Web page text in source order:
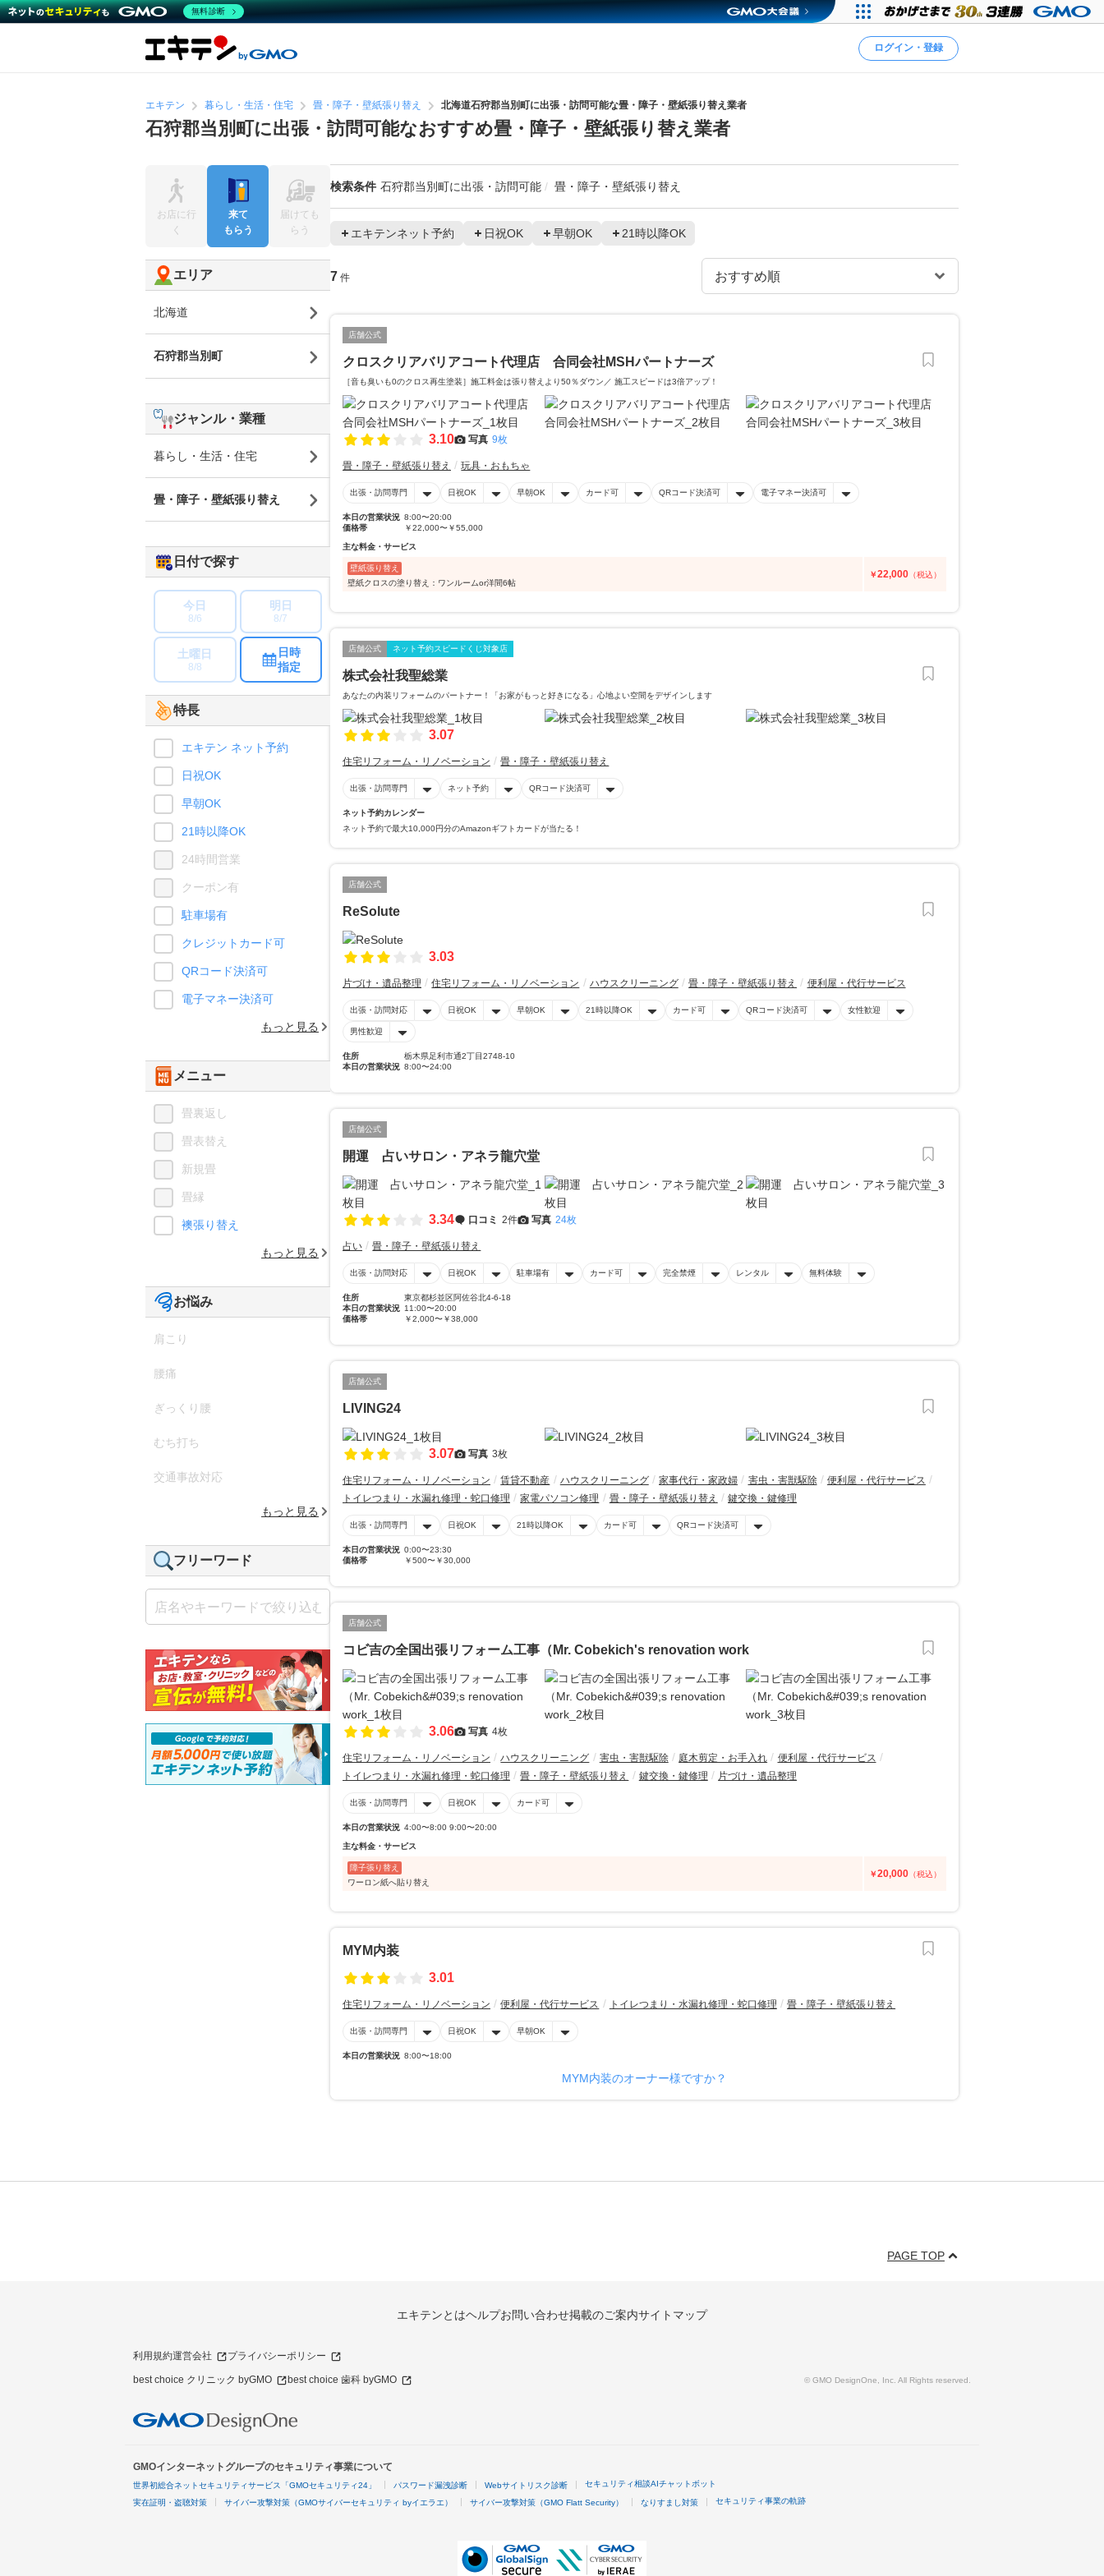
ログイン・登録
エキテン 暮らし・生活・住宅 畳・障子・壁紙張り替え 北海道石狩郡当別町に出張・訪問可能な畳・障子・壁紙張り替え業者
石狩郡当別町に出張・訪問可能なおすすめ畳・障子・壁紙張り替え業者
検索条件 石狩郡当別町に出張・訪問可能 畳・障子・壁紙張り替え
エキテンネット予約 日祝OK 早朝OK 21時以降OK
7 件
店舗公式
クロスクリアバリアコート代理店 合同会社MSHパートナーズ
［音も臭いも0のクロス再生塗装］施工料金は張り替えより50％ダウン／ 施工スピードは3倍アップ！
3.10 写真 9枚
畳・障子・壁紙張り替え 玩具・おもちゃ
出張・訪問専門 日祝OK 早朝OK カード可 QRコード決済可 電子マネー決済可
本日の営業状況 8:00〜20:00
価格帯
￥22,000〜￥55,000
主な料金・サービス
壁紙張り替え
壁紙クロスの塗り替え：ワンルームor洋間6帖
￥22,000 （税込）
店舗公式 ネット予約スピードくじ対象店
株式会社我聖総業
あなたの内装リフォームのパートナー！「お家がもっと好きになる」心地よい空間をデザインします
3.07
住宅リフォーム・リノベーション 畳・障子・壁紙張り替え
出張・訪問専門 ネット予約 QRコード決済可
ネット予約カレンダー
ネット予約で最大10,000円分のAmazonギフトカードが当たる！
店舗公式
ReSolute
3.03
片づけ・遺品整理 住宅リフォーム・リノベーション ハウスクリーニング 畳・障子・壁紙張り替え 便利屋・代行サービス
出張・訪問対応 日祝OK 早朝OK 21時以降OK カード可 QRコード決済可 女性歓迎
男性歓迎
住所
栃木県足利市通2丁目2748-10
本日の営業状況 8:00〜24:00
店舗公式
開運 占いサロン・アネラ龍穴堂
3.34 口コミ 2件 写真 24枚
占い 畳・障子・壁紙張り替え
出張・訪問対応 日祝OK 駐車場有 カード可 完全禁煙 レンタル 無料体験
住所
東京都杉並区阿佐谷北4-6-18
本日の営業状況 11:00〜20:00
価格帯
￥2,000〜￥38,000
店舗公式
LIVING24
3.07 写真 3枚
住宅リフォーム・リノベーション 賃貸不動産 ハウスクリーニング 家事代行・家政婦 害虫・害獣駆除
便利屋・代行サービス
トイレつまり・水漏れ修理・蛇口修理
家電パソコン修理 畳・障子・壁紙張り替え 鍵交換・鍵修理
出張・訪問専門 日祝OK 21時以降OK カード可 QRコード決済可
本日の営業状況 0:00〜23:30
価格帯
￥500〜￥30,000
店舗公式
コビ吉の全国出張リフォーム工事（Mr. Cobekich's renovation work
3.06 写真 4枚
住宅リフォーム・リノベーション ハウスクリーニング 害虫・害獣駆除 庭木剪定・お手入れ
便利屋・代行サービス
トイレつまり・水漏れ修理・蛇口修理
畳・障子・壁紙張り替え 鍵交換・鍵修理 片づけ・遺品整理
出張・訪問専門 日祝OK カード可
本日の営業状況 4:00〜8:00 9:00〜20:00
主な料金・サービス
障子張り替え
ワーロン紙へ貼り替え
￥20,000 （税込）
MYM内装
3.01
住宅リフォーム・リノベーション 便利屋・代行サービス トイレつまり・水漏れ修理・蛇口修理 畳・障子・壁紙張り替え
出張・訪問専門 日祝OK 早朝OK
本日の営業状況 8:00〜18:00
MYM内装のオーナー様ですか？
お店に行
く
来て
もらう
届けても
らう
エリア
北海道
石狩郡当別町
ジャンル・業種
暮らし・生活・住宅
畳・障子・壁紙張り替え
日付で探す
今日
8/6
明日
8/7
土曜日
8/8
日時
指定
特長
エキテン ネット予約
日祝OK
早朝OK
21時以降OK
24時間営業
クーポン有
駐車場有
クレジットカード可
QRコード決済可
電子マネー決済可
もっと見る
メニュー
畳裏返し
畳表替え
新規畳
畳縁
襖張り替え
もっと見る
お悩み
肩こり
腰痛
ぎっくり腰
むち打ち
交通事故対応
もっと見る
フリーワード
PAGE TOP
エキテンとはヘルプお問い合わせ掲載のご案内サイトマップ
利用規約運営会社 プライバシーポリシー
best choice クリニック byGMO best choice 歯科 byGMO © GMO DesignOne, Inc. All Rights reserved.
GMOインターネットグループのセキュリティ事業について
世界初総合ネットセキュリティサービス「GMOセキュリティ24」 パスワード漏洩診断 Webサイトリスク診断 セキュリティ相談AIチャットボット
実在証明・盗聴対策 サイバー攻撃対策（GMOサイバーセキュリティ byイエラエ） サイバー攻撃対策（GMO Flatt Security） なりすまし対策 セキュリティ事業の軌跡
無料診断